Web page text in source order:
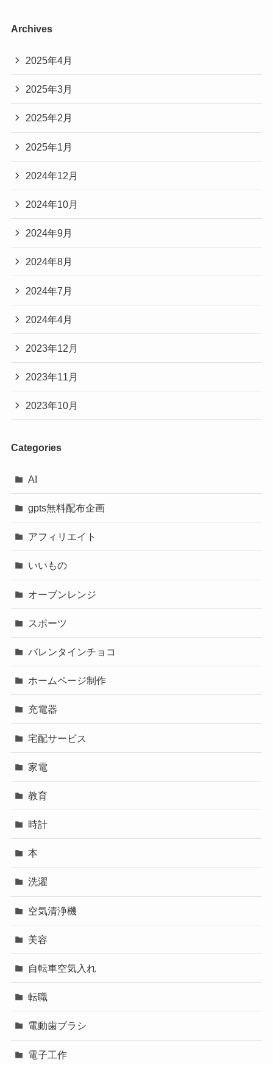
Archives
2025年4月
2025年3月
2025年2月
2025年1月
2024年12月
2024年10月
2024年9月
2024年8月
2024年7月
2024年4月
2023年12月
2023年11月
2023年10月
Categories
AI
gpts無料配布企画
アフィリエイト
いいもの
オーブンレンジ
スポーツ
バレンタインチョコ
ホームページ制作
充電器
宅配サービス
家電
教育
時計
本
洗濯
空気清浄機
美容
自転車空気入れ
転職
電動歯ブラシ
電子工作